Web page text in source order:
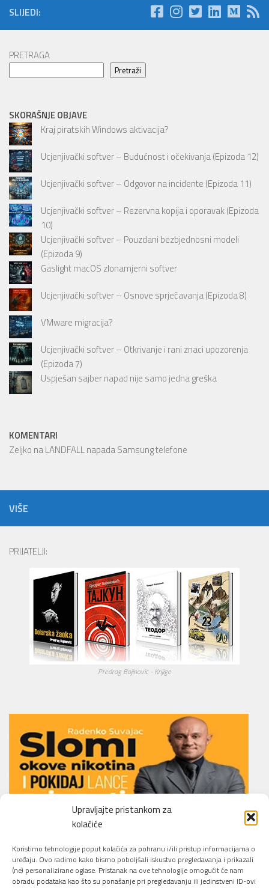
Upravljajte pristankom za
kolačiće
Koristimo tehnologije poput kolačića za pohranu i/ili pristup informacijama o
uređaju. Ovo radimo kako bismo poboljšali iskustvo pregledavanja i prikazali
(ne) personalizirane oglase. Pristanak na ove tehnologije omogućit će nam
obradu podataka kao što su ponašanje pri pregledavanju ili jedinstveni ID-ovi
SLIJEDI:
PRETRAGA
Pretraži
SKORAŠNJE OBJAVE
Kraj piratskih Windows aktivacija?
Ucjenjivački softver – Budućnost i očekivanja (Epizoda 12)
Ucjenjivački softver – Odgovor na incidente (Epizoda 11)
Ucjenjivački softver – Rezervna kopija i oporavak (Epizoda
10)
Ucjenjivački softver – Pouzdani bezbjednosni modeli
(Epizoda 9)
Gaslight macOS zlonamjerni softver
Ucjenjivački softver – Osnove sprječavanja (Epizoda 8)
VMware migracija?
Ucjenjivački softver – Otkrivanje i rani znaci upozorenja
(Epizoda 7)
Uspješan sajber napad nije samo jedna greška
KOMENTARI
Zeljko naLANDFALL napada Samsung telefone
VIŠE
PRIJATELJI:
Predrag Bojinovic - Knjige
Li.O.N.S. Smoking Cessation Method